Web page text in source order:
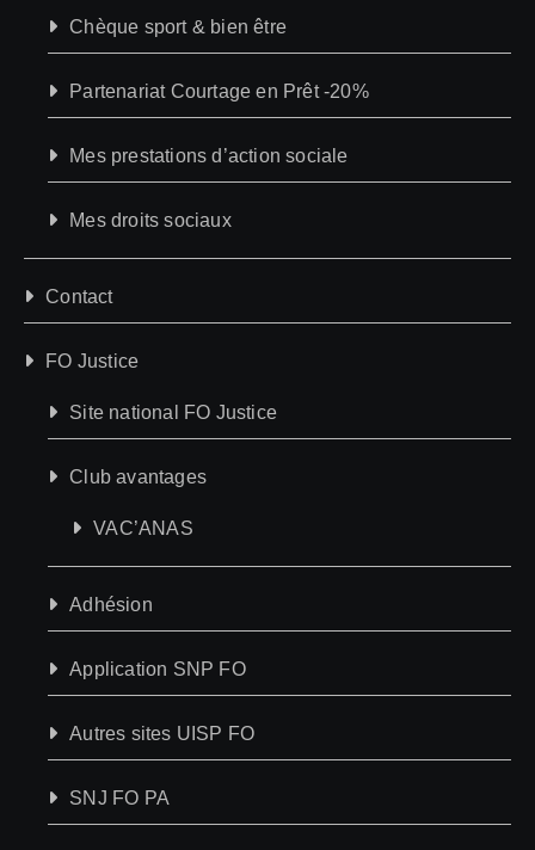
Chèque sport & bien être
Partenariat Courtage en Prêt -20%
Mes prestations d’action sociale
Mes droits sociaux
Contact
FO Justice
Site national FO Justice
Club avantages
VAC’ANAS
Adhésion
Application SNP FO
Autres sites UISP FO
SNJ FO PA